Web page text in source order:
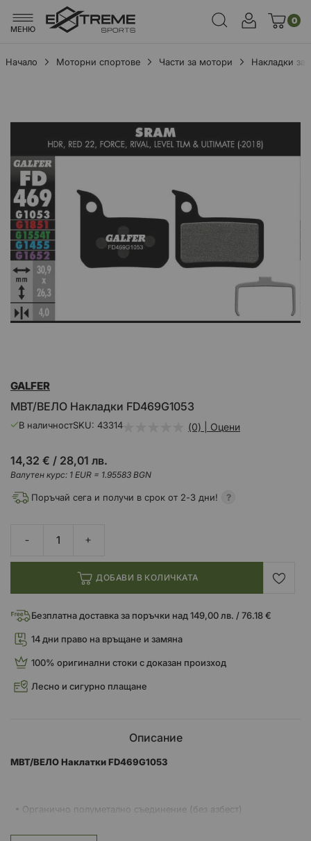
МЕНЮ
0
Начало Моторни спортове Части за мотори
Накладки за
на
изображенията
към
на
галерия
MBT/ВЕЛО Накладки FD469G1053
GALFER
В наличностSKU 43314 (0) | Оцени
14,32 € / 28,01 лв.
Валутен курс: 1 EUR = 1.95583 BGN
Поръчай сега и получи в срок от 2-3 дни!
ДОБАВИ В КОЛИЧКАТА
Безплатна доставка за поръчки над 149,00 лв. / 76.18 €
14 дни право на връщане и замяна
100% оригинални стоки с доказан произход
Лесно и сигурно плащане
Описание
MBT/ВЕЛО Наклатки FD469G1053
Органично полуметално съединение (без азбест)